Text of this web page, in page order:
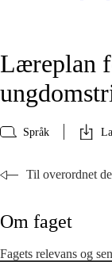
Læreplan
Språk
Til overordnet
Om faget
Fagets relevans og